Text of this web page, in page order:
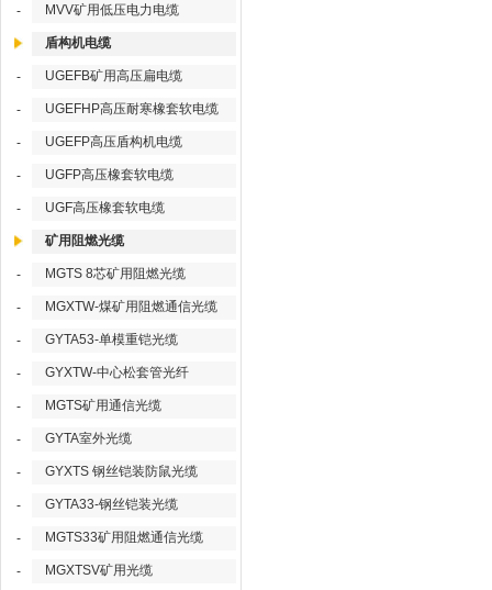
- MVV矿用低压电力电缆
盾构机电缆
- UGEFB矿用高压扁电缆
- UGEFHP高压耐寒橡套软电缆
- UGEFP高压盾构机电缆
- UGFP高压橡套软电缆
- UGF高压橡套软电缆
矿用阻燃光缆
- MGTS 8芯矿用阻燃光缆
- MGXTW-煤矿用阻燃通信光缆
- GYTA53-单模重铠光缆
- GYXTW-中心松套管光纤
- MGTS矿用通信光缆
- GYTA室外光缆
- GYXTS 钢丝铠装防鼠光缆
- GYTA33-钢丝铠装光缆
- MGTS33矿用阻燃通信光缆
- MGXTSV矿用光缆